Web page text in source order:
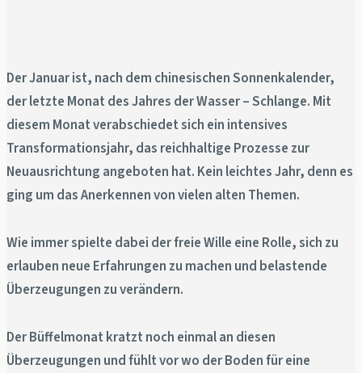
Der Januar ist, nach dem chinesischen Sonnenkalender,
der letzte Monat des Jahres der Wasser – Schlange. Mit
diesem Monat verabschiedet sich ein intensives
Transformationsjahr, das reichhaltige Prozesse zur
Neuausrichtung angeboten hat. Kein leichtes Jahr, denn es
ging um das Anerkennen von vielen alten Themen.
Wie immer spielte dabei der freie Wille eine Rolle, sich zu
erlauben neue Erfahrungen zu machen und belastende
Überzeugungen zu verändern.
Der Büffelmonat kratzt noch einmal an diesen
Überzeugungen und fühlt vor wo der Boden für eine